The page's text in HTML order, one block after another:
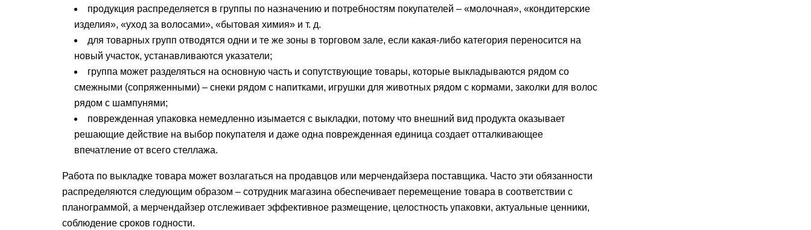
продукция распределяется в группы по назначению и потребностям покупателей – «молочная», «кондитерские
изделия», «уход за волосами», «бытовая химия» и т. д.
для товарных групп отводятся одни и те же зоны в торговом зале, если какая-либо категория переносится на
новый участок, устанавливаются указатели;
группа может разделяться на основную часть и сопутствующие товары, которые выкладываются рядом со
смежными (сопряженными) – снеки рядом с напитками, игрушки для животных рядом с кормами, заколки для волос
рядом с шампунями;
поврежденная упаковка немедленно изымается с выкладки, потому что внешний вид продукта оказывает
решающие действие на выбор покупателя и даже одна поврежденная единица создает отталкивающее
впечатление от всего стеллажа.
Работа по выкладке товара может возлагаться на продавцов или мерчендайзера поставщика. Часто эти обязанности
распределяются следующим образом – сотрудник магазина обеспечивает перемещение товара в соответствии с
планограммой, а мерчендайзер отслеживает эффективное размещение, целостность упаковки, актуальные ценники,
соблюдение сроков годности.